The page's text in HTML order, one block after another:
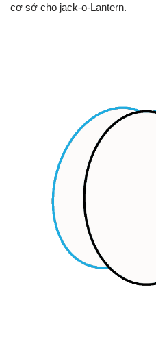
cơ sở cho jack-o-Lantern.